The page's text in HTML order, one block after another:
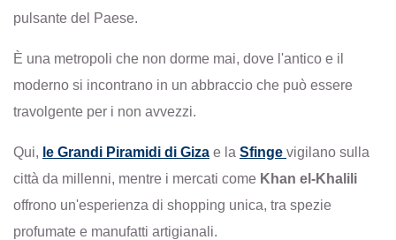
pulsante del Paese.
È una metropoli che non dorme mai, dove l'antico e il
moderno si incontrano in un abbraccio che può essere
travolgente per i non avvezzi.
Qui, le Grandi Piramidi di Giza e la Sfinge vigilano sulla
città da millenni, mentre i mercati come Khan el-Khalili
offrono un'esperienza di shopping unica, tra spezie
profumate e manufatti artigianali.